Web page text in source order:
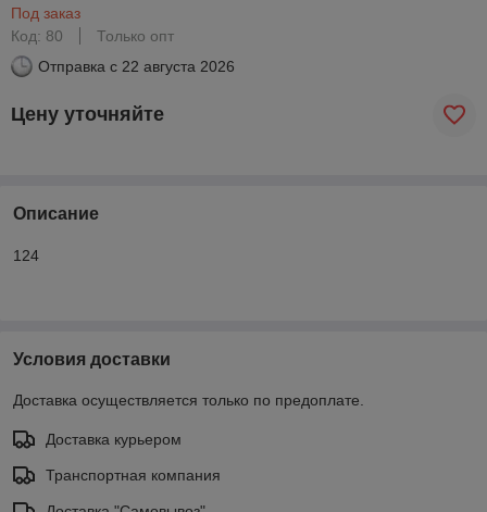
Под заказ
Код: 80
Только опт
Отправка с 22 августа 2026
Цену уточняйте
Описание
124
Условия доставки
Доставка осуществляется только по предоплате.
Доставка курьером
Транспортная компания